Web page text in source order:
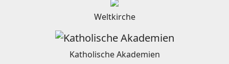
Weltkirche
Katholische Akademien